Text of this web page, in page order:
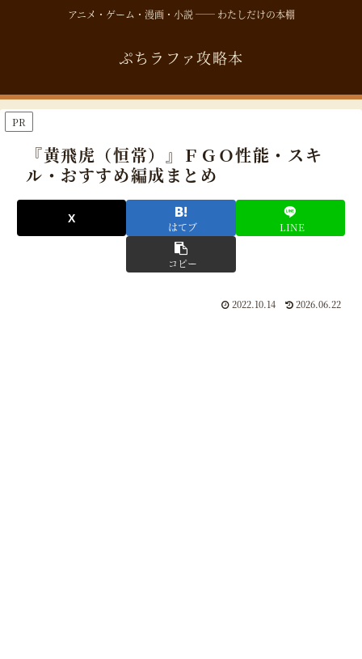
アニメ・ゲーム・漫画・小説 ── わたしだけの本棚
ぷちラファ攻略本
PR
『黄飛虎（恒常）』ＦＧＯ性能・スキ
ル・おすすめ編成まとめ
はてブ LINE
コピー
2022.10.14 2026.06.22